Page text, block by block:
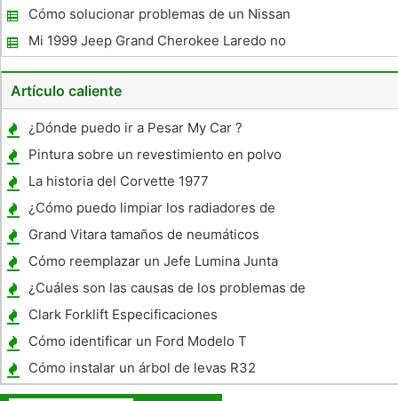
Cluster
Cómo solucionar problemas de un Nissan
Altima 2002
Mi 1999 Jeep Grand Cherokee Laredo no
arranca
Artículo caliente
¿Dónde puedo ir a Pesar My Car ?
Pintura sobre un revestimiento en polvo
La historia del Corvette 1977
¿Cómo puedo limpiar los radiadores de
automóviles en el país ?
Grand Vitara tamaños de neumáticos
Cómo reemplazar un Jefe Lumina Junta
¿Cuáles son las causas de los problemas de
inicio de coches?
Clark Forklift Especificaciones
Cómo identificar un Ford Modelo T
Cómo instalar un árbol de levas R32